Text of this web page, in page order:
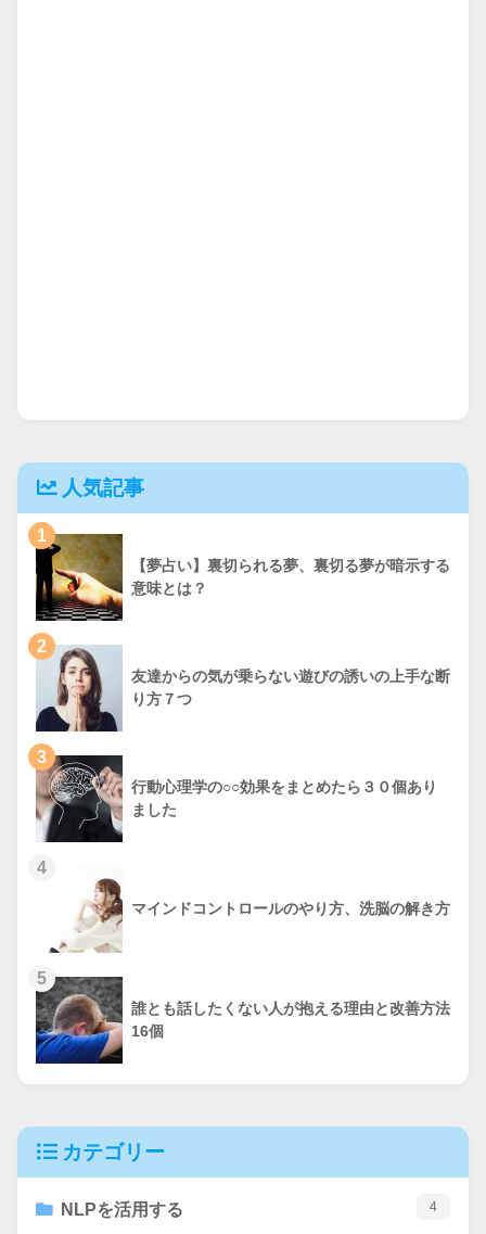
人気記事
1
【夢占い】裏切られる夢、裏切る夢が暗示する
意味とは？
2
友達からの気が乗らない遊びの誘いの上手な断
り方７つ
3
行動心理学の○○効果をまとめたら３０個あり
ました
4
マインドコントロールのやり方、洗脳の解き方
5
誰とも話したくない人が抱える理由と改善方法
16個
カテゴリー
NLPを活用する 4